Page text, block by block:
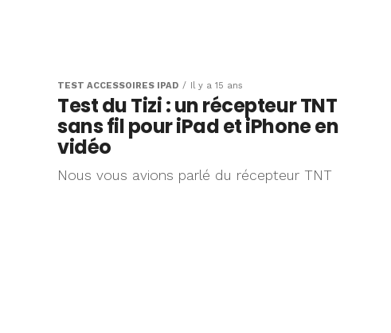
TEST ACCESSOIRES IPAD Il y a 15 ans
Test du Tizi : un récepteur TNT
sans fil pour iPad et iPhone en
vidéo
Nous vous avions parlé du récepteur TNT